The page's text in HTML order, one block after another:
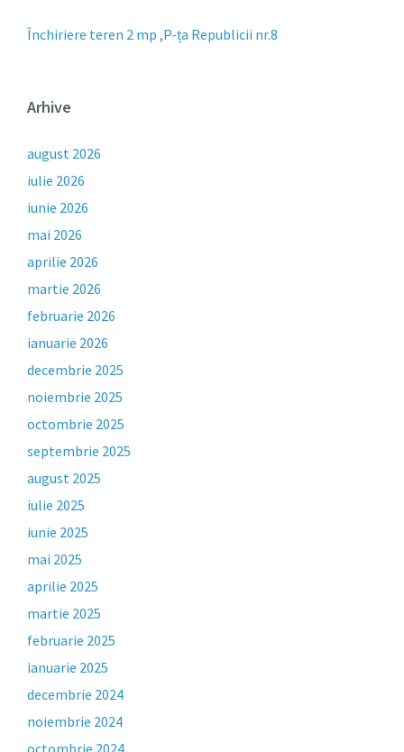
Închiriere teren 2 mp ,P-ța Republicii nr.8
Arhive
august 2026
iulie 2026
iunie 2026
mai 2026
aprilie 2026
martie 2026
februarie 2026
ianuarie 2026
decembrie 2025
noiembrie 2025
octombrie 2025
septembrie 2025
august 2025
iulie 2025
iunie 2025
mai 2025
aprilie 2025
martie 2025
februarie 2025
ianuarie 2025
decembrie 2024
noiembrie 2024